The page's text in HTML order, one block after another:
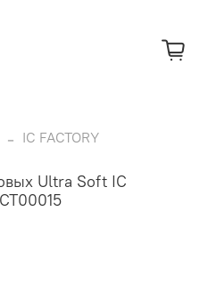
IC FACTORY
Ultra Soft IC